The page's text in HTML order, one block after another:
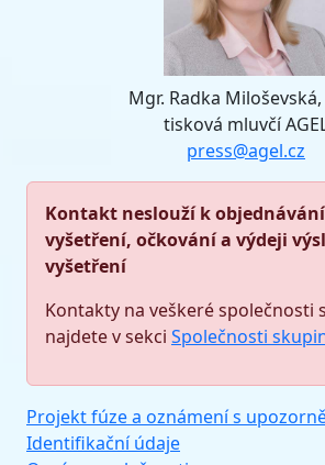
Mgr. Radka
tisková mluvčí
press@agel.cz
Kontakt neslouží k
vyšetření, očkování a výdeji
vyšetření
Kontakty na veškeré společnosti
najdete v sekci Společnosti
Projekt fúze a oznámení s
Identifikační údaje